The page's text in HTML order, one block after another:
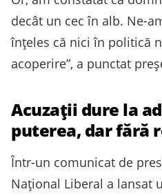
decât un cec în alb. Ne-
înțeles că nici în politică
acoperire”, a punctat
Acuzații dure la
puterea, dar fără
Într-un comunicat de
Național Liberal a lansat